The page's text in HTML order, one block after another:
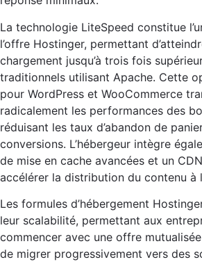
La technologie LiteSpeed constitue
l’offre Hostinger, permettant
chargement jusqu’à trois fois
traditionnels utilisant Apache. Cette
pour WordPress et WooCommerce
radicalement les performances des
réduisant les taux d’abandon de
conversions. L’hébergeur intègre
de mise en cache avancées et un
accélérer la distribution du contenu à
Les formules d’hébergement
leur scalabilité, permettant aux
commencer avec une offre
de migrer progressivement vers des